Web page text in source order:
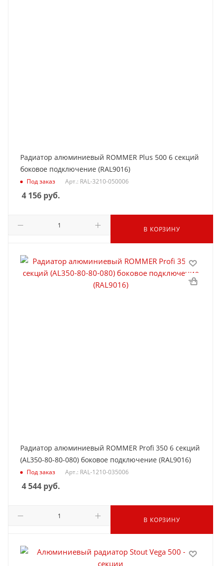
Радиатор алюминиевый ROMMER Plus 500 6 секций
боковое подключение (RAL9016)
Под заказ Арт.: RAL-3210-050006
4 156 руб.
В КОРЗИНУ
Радиатор алюминиевый ROMMER Profi 350 6 секций
(AL350-80-80-080) боковое подключение (RAL9016)
Под заказ Арт.: RAL-1210-035006
4 544 руб.
В КОРЗИНУ